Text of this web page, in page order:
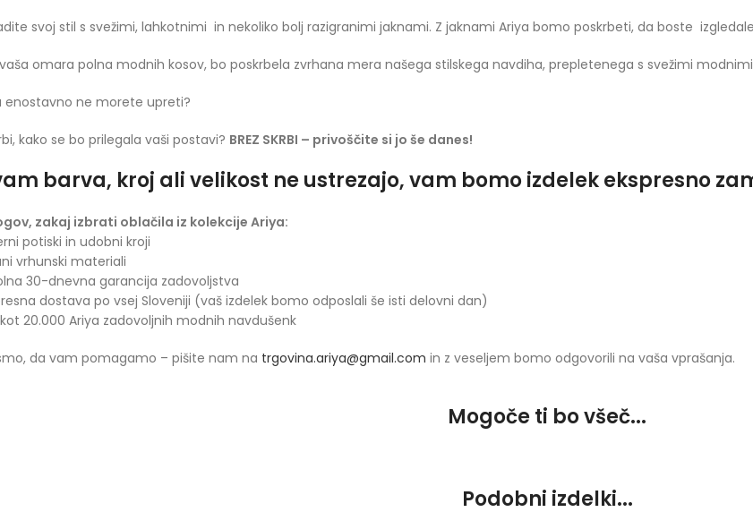
svoj stil s svežimi, lahkotnimi in nekoliko bolj razigranimi jaknami. Z jaknami Ariya bomo poskrbeti, da boste
omara polna modnih kosov, bo poskrbela zvrhana mera našega stilskega navdiha, prepletenega s svežimi
enostavno ne morete upreti?
kako se bo prilegala vaši postavi? BREZ SKRBI – privoščite si jo še danes!
barva, kroj ali velikost ne ustrezajo, vam bomo izdelek ekspresno
zakaj izbrati oblačila iz kolekcije Ariya:
potiski in udobni kroji
vrhunski materiali
30-dnevna garancija zadovoljstva
dostava po vsej Sloveniji (vaš izdelek bomo odposlali še isti delovni dan)
20.000 Ariya zadovoljnih modnih navdušenk
da vam pomagamo – pišite nam na trgovina.ariya@gmail.com in z veseljem bomo odgovorili na vaša vprašanja.
Mogoče ti bo všeč...
Podobni izdelki...